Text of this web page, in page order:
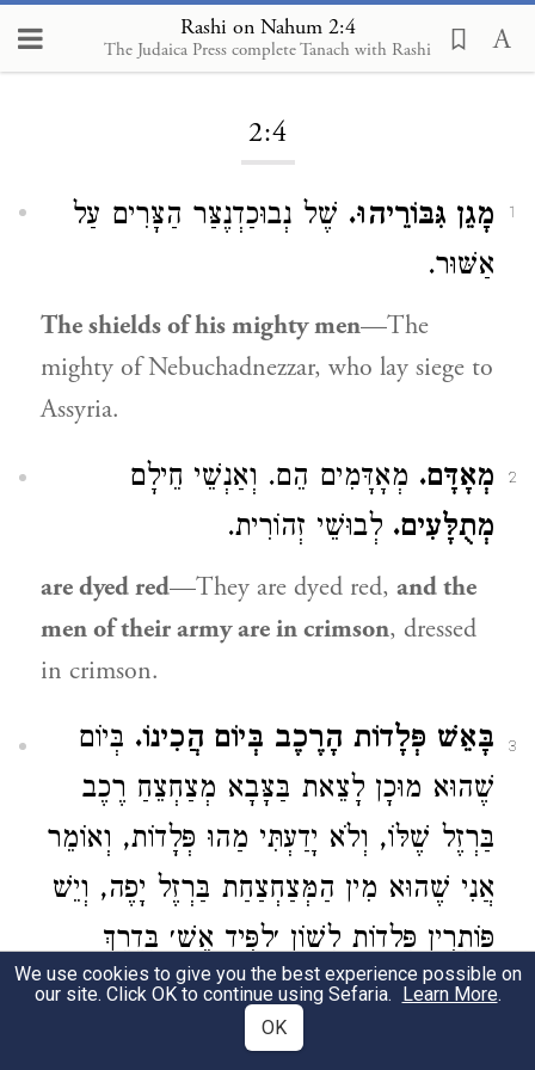
Rashi on Nahum 2:4
The Judaica Press complete Tanach with Rashi
Loading...
2:4
1 מָגֵן גִּבּוֹרֵיהוּ. שֶׁל נְבוּכַדְנֶצַּר הַצָּרִים עַל
אַשּׁוּר.
The shields of his mighty men—The
mighty of Nebuchadnezzar, who lay siege to
Assyria.
2 מְאָדָּם. מְאָדָּמִים הֵם. וְאַנְשֵׁי חֵילָם
מְתֻלָּעִים. לְבוּשֵׁי זְהוֹרִית.
are dyed red—They are dyed red, and the
men of their army are in crimson, dressed
in crimson.
3 בָּאֵשׁ פְּלָדוֹת הָרֶכֶב בְּיוֹם הֲכִינוֹ. בְּיוֹם
שֶׁהוּא מוּכָן לָצֵאת בַּצָּבָא מְצַחְצֵחַ רֶכֶב
בַּרְזֶל שֶׁלּוֹ, וְלֹא יָדַעְתִּי מַהוּ פְּלָדוֹת, וְאוֹמֵר
אֲנִי שֶׁהוּא מִין הַמְּצַחְצַחַת בַּרְזֶל יָפֶה, וְיֵשׁ
פּוֹתְרִין פְּלָדוֹת לְשׁוֹן ׳לַפִּיד אֵשׁ׳ בְּדֶרֶךְ
הַהֵפֶךְ.
the chariots are in the fire of torches on the
We use cookies to give you the best experience possible on
our site. Click OK to continue using Sefaria. Learn More.
OK